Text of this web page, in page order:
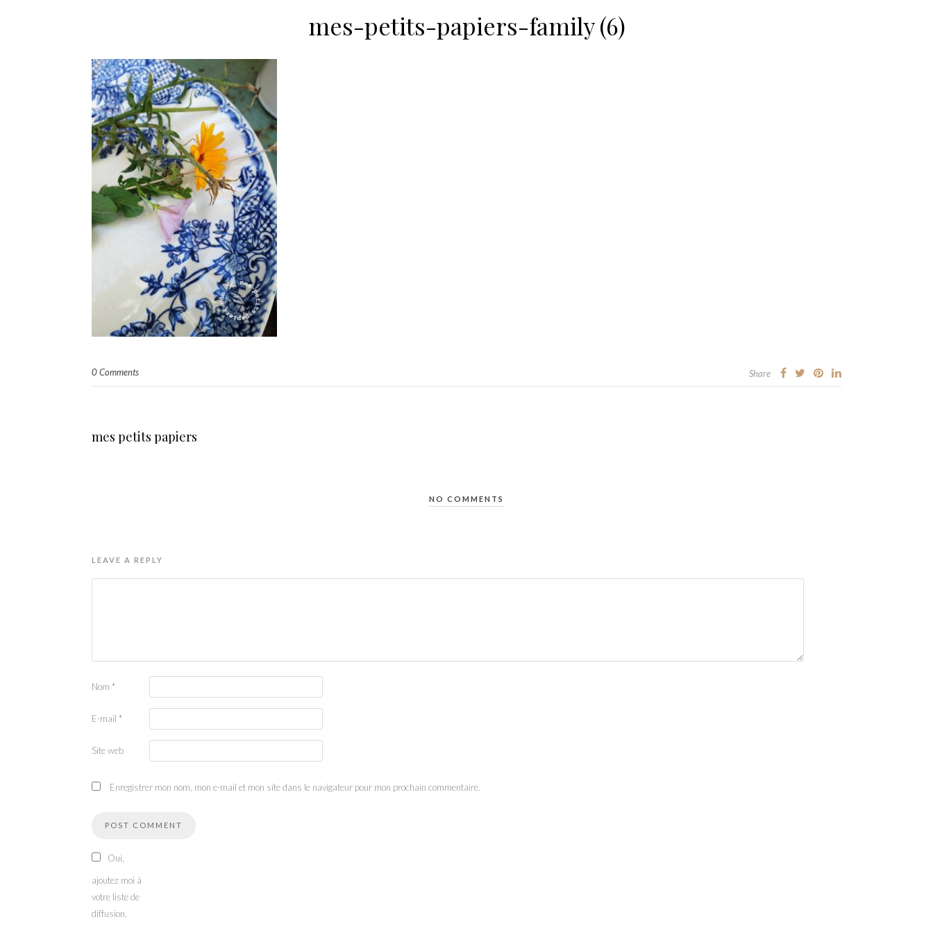
mes-petits-papiers-family (6)
0 Comments Share
mes petits papiers
NO COMMENTS
LEAVE A REPLY
Nom *
E-mail *
Site web
Enregistrer mon nom, mon e-mail et mon site dans le navigateur pour mon prochain commentaire.
Oui,
ajoutez moi à
votre liste de
diffusion.